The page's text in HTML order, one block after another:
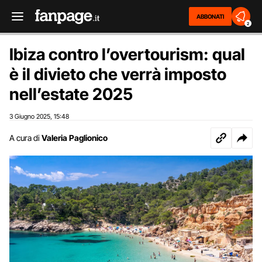
ABBONATI
2
Ibiza contro l’overtourism: qual
è il divieto che verrà imposto
nell’estate 2025
3 Giugno 2025 15:48
A cura di Valeria Paglionico